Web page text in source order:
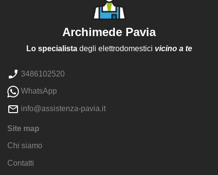
Archimede Pavia
Lo specialistadegli elettrodomestici vicino a te
3486102520
WhatsApp
info@assistenza-pavia.it
Site map
Chi siamo
Contatti